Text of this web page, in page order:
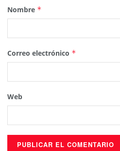
Nombre *
Correo electrónico *
Web